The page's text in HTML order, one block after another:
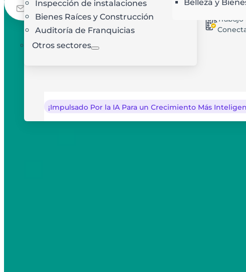
¡Impulsado Por la IA Para un Crecimiento Más
Inspección de instalaciones
Bienes Raíces y Construcción
Auditoría de Franquicias
Otros sectores
Belleza y
Prueba Gratuita